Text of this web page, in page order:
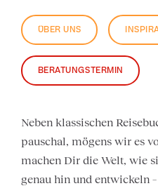
ÜBER UNS
BERATUNGSTERMIN
Neben klassischen
pauschal, mögens wir es
machen Dir die Welt, wie
genau hin und entwickeln